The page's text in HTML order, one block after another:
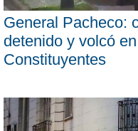
General Pacheco:
detenido y volcó
Constituyentes